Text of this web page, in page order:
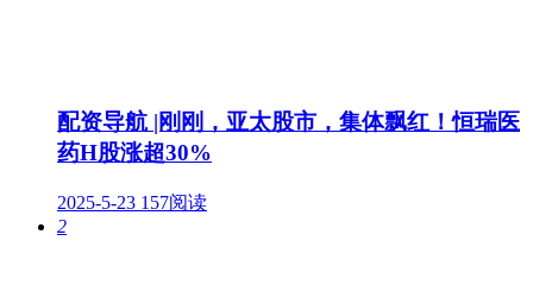
配资导航 |刚刚，亚太股市，集体飘红！恒瑞医
药H股涨超30%
2025-5-23 157阅读
2